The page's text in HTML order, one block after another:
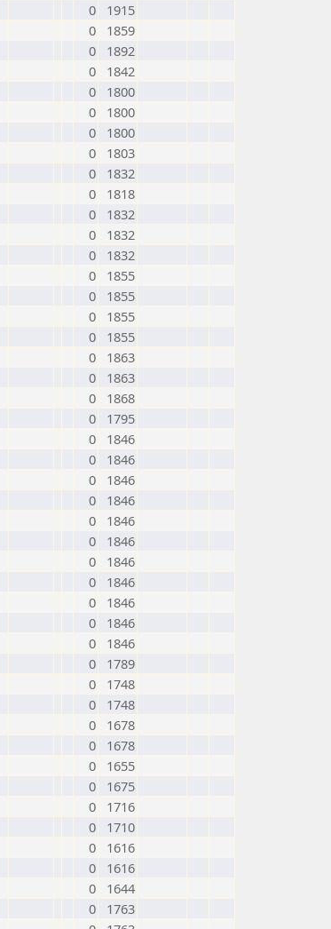
0
1915
0
1859
0
1892
0
1842
0
1800
0
1800
0
1800
0
1803
0
1832
0
1818
0
1832
0
1832
0
1832
0
1855
0
1855
0
1855
0
1855
0
1863
0
1863
0
1868
0
1795
0
1846
0
1846
0
1846
0
1846
0
1846
0
1846
0
1846
0
1846
0
1846
0
1846
0
1846
0
1789
0
1748
0
1748
0
1678
0
1678
0
1655
0
1675
0
1716
0
1710
0
1616
0
1616
0
1644
0
1763